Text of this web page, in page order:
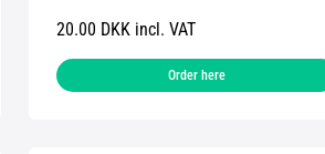
20.00 DKK incl. VAT
Order here